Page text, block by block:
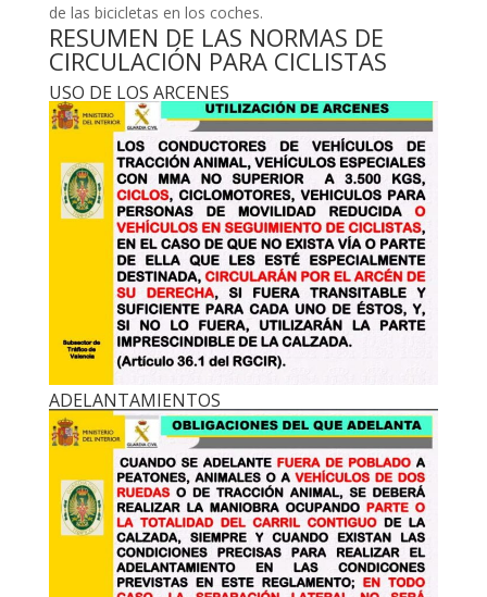
de las bicicletas en los coches.
RESUMEN DE LAS NORMAS DE
CIRCULACIÓN PARA CICLISTAS
USO DE LOS ARCENES
ADELANTAMIENTOS